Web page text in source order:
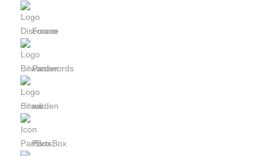
Forum
Passwords
wiki
PartsBox